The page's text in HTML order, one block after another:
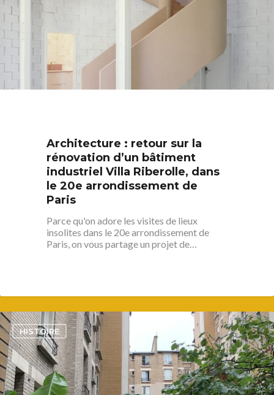
Architecture : retour sur la
rénovation d’un bâtiment
industriel Villa Riberolle, dans
le 20e arrondissement de
Paris
Parce qu'on adore les visites de lieux
insolites dans le 20e arrondissement de
Paris, on vous partage un projet de…
HISTOIRE
3
Commerces
Histoire
Immobilier
Bars et cafés
Restos
Street food
Se bouger
Agenda
Culture
Enfants
Par quartier
Pelleport / Saint-
Télégraphe
Saint-Blaise / Réunion
Nous Soutenir